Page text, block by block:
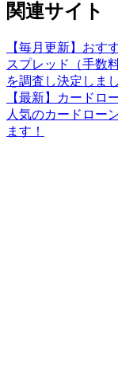
関連サイト
【毎月更新】おす
スプレッド（手数
を調査し決定しま
【最新】カードロ
人気のカードロー
ます！